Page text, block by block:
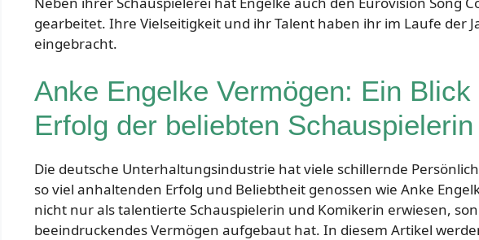
gearbeitet. Ihre Vielseitigkeit und ihr Talent haben ihr im Laufe der
eingebracht.
Anke Engelke Vermögen: Ein
Erfolg der beliebten Schauspielerin
Die deutsche Unterhaltungsindustrie hat viele schillernde
so viel anhaltenden Erfolg und Beliebtheit genossen wie Anke
nicht nur als talentierte Schauspielerin und Komikerin erwiesen,
beeindruckendes Vermögen aufgebaut hat. In diesem Artikel